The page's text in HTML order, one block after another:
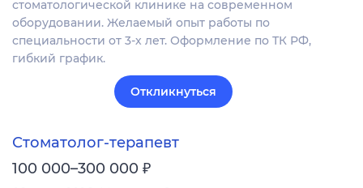
стоматологической клинике на современном
оборудовании. Желаемый опыт работы по
специальности от 3-х лет. Оформление по ТК РФ,
гибкий график.
Откликнуться
Стоматолог-терапевт
100 000–300 000 ₽